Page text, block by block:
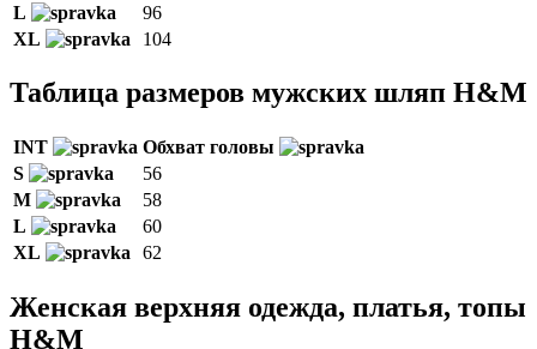
L
96
XL
104
Таблица размеров мужских шляп H&M
INT
Обхват головы
S
56
M
58
L
60
XL
62
Женская верхняя одежда, платья, топы
H&M